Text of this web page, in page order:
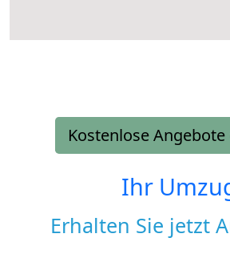
Kostenlose
Ihr
Erhalten Sie jetzt